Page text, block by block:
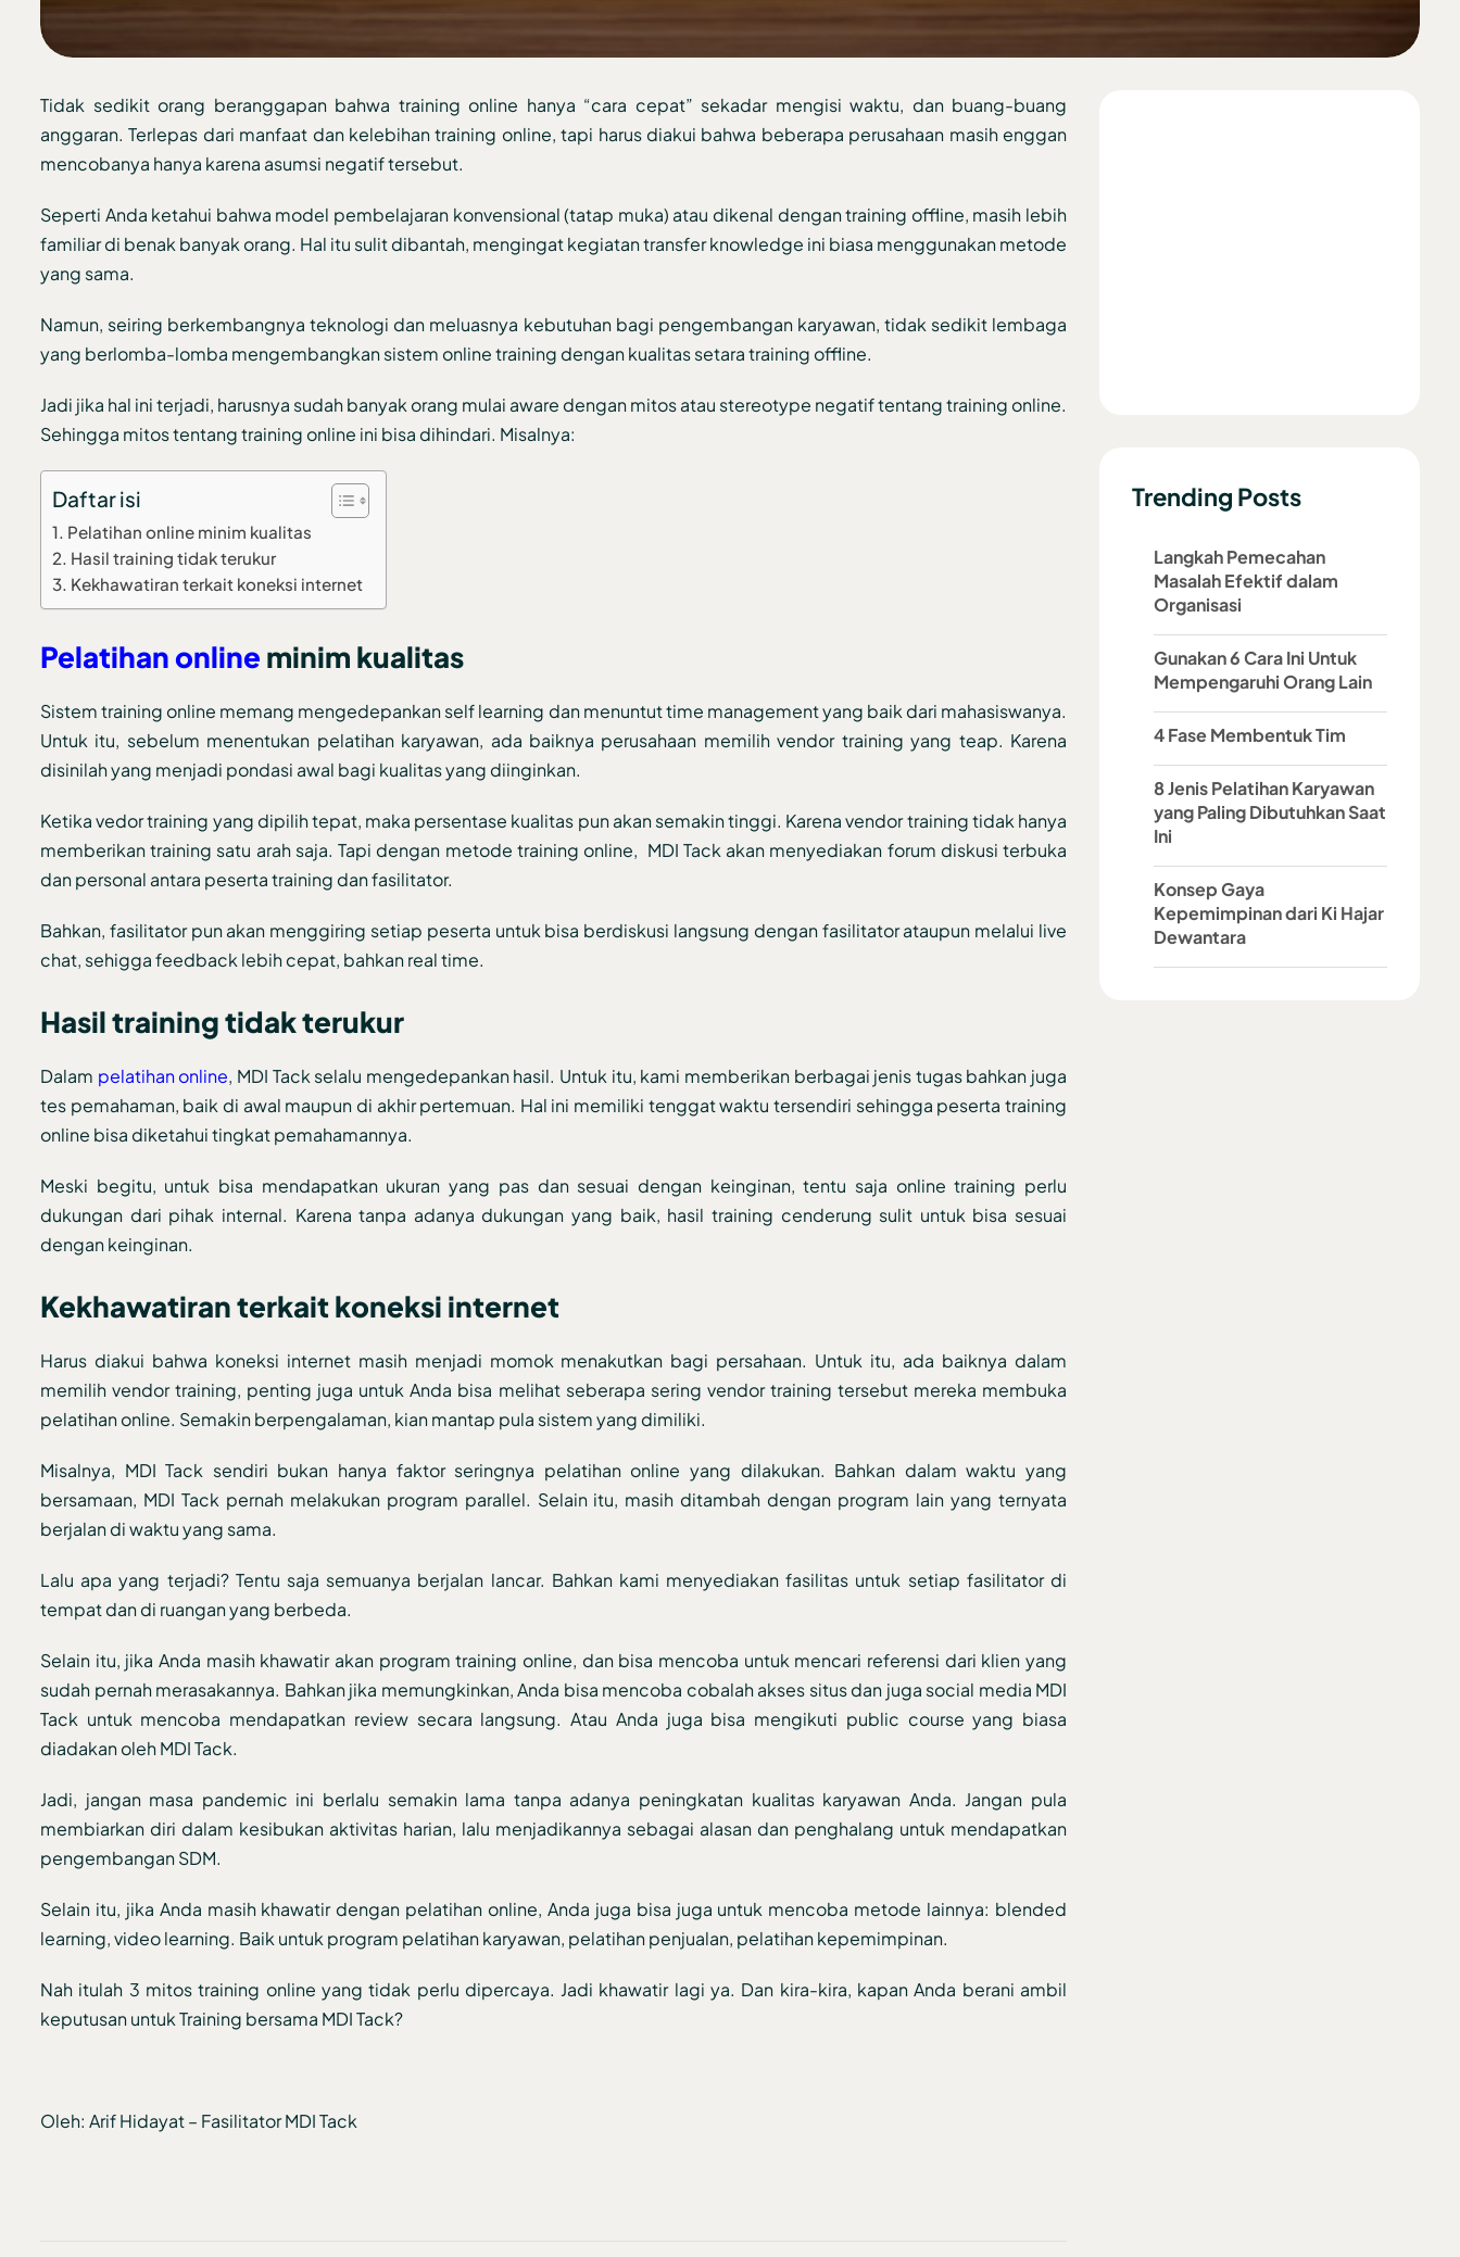
Tidak sedikit orang beranggapan bahwa training online hanya “cara cepat” sekadar mengisi waktu, dan buang-buang
anggaran. Terlepas dari manfaat dan kelebihan training online, tapi harus diakui bahwa beberapa perusahaan masih enggan
mencobanya hanya karena asumsi negatif tersebut.
Seperti Anda ketahui bahwa model pembelajaran konvensional (tatap muka) atau dikenal dengan training offline, masih lebih
familiar di benak banyak orang. Hal itu sulit dibantah, mengingat kegiatan transfer knowledge ini biasa menggunakan metode
yang sama.
Namun, seiring berkembangnya teknologi dan meluasnya kebutuhan bagi pengembangan karyawan, tidak sedikit lembaga
yang berlomba-lomba mengembangkan sistem online training dengan kualitas setara training offline.
Jadi jika hal ini terjadi, harusnya sudah banyak orang mulai aware dengan mitos atau stereotype negatif tentang training online.
Sehingga mitos tentang training online ini bisa dihindari. Misalnya:
Daftar isi
Pelatihan online minim kualitas
Hasil training tidak terukur
Kekhawatiran terkait koneksi internet
Pelatihan online minim kualitas
Sistem training online memang mengedepankan self learning dan menuntut time management yang baik dari mahasiswanya.
Untuk itu, sebelum menentukan pelatihan karyawan, ada baiknya perusahaan memilih vendor training yang teap. Karena
disinilah yang menjadi pondasi awal bagi kualitas yang diinginkan.
Ketika vedor training yang dipilih tepat, maka persentase kualitas pun akan semakin tinggi. Karena vendor training tidak hanya
memberikan training satu arah saja. Tapi dengan metode training online, MDI Tack akan menyediakan forum diskusi terbuka
dan personal antara peserta training dan fasilitator.
Bahkan, fasilitator pun akan menggiring setiap peserta untuk bisa berdiskusi langsung dengan fasilitator ataupun melalui live
chat, sehigga feedback lebih cepat, bahkan real time.
Hasil training tidak terukur
Dalam pelatihan online, MDI Tack selalu mengedepankan hasil. Untuk itu, kami memberikan berbagai jenis tugas bahkan juga
tes pemahaman, baik di awal maupun di akhir pertemuan. Hal ini memiliki tenggat waktu tersendiri sehingga peserta training
online bisa diketahui tingkat pemahamannya.
Meski begitu, untuk bisa mendapatkan ukuran yang pas dan sesuai dengan keinginan, tentu saja online training perlu
dukungan dari pihak internal. Karena tanpa adanya dukungan yang baik, hasil training cenderung sulit untuk bisa sesuai
dengan keinginan.
Kekhawatiran terkait koneksi internet
Harus diakui bahwa koneksi internet masih menjadi momok menakutkan bagi persahaan. Untuk itu, ada baiknya dalam
memilih vendor training, penting juga untuk Anda bisa melihat seberapa sering vendor training tersebut mereka membuka
pelatihan online. Semakin berpengalaman, kian mantap pula sistem yang dimiliki.
Misalnya, MDI Tack sendiri bukan hanya faktor seringnya pelatihan online yang dilakukan. Bahkan dalam waktu yang
bersamaan, MDI Tack pernah melakukan program parallel. Selain itu, masih ditambah dengan program lain yang ternyata
berjalan di waktu yang sama.
Lalu apa yang terjadi? Tentu saja semuanya berjalan lancar. Bahkan kami menyediakan fasilitas untuk setiap fasilitator di
tempat dan di ruangan yang berbeda.
Selain itu, jika Anda masih khawatir akan program training online, dan bisa mencoba untuk mencari referensi dari klien yang
sudah pernah merasakannya. Bahkan jika memungkinkan, Anda bisa mencoba cobalah akses situs dan juga social media MDI
Tack untuk mencoba mendapatkan review secara langsung. Atau Anda juga bisa mengikuti public course yang biasa
diadakan oleh MDI Tack.
Jadi, jangan masa pandemic ini berlalu semakin lama tanpa adanya peningkatan kualitas karyawan Anda. Jangan pula
membiarkan diri dalam kesibukan aktivitas harian, lalu menjadikannya sebagai alasan dan penghalang untuk mendapatkan
pengembangan SDM.
Selain itu, jika Anda masih khawatir dengan pelatihan online, Anda juga bisa juga untuk mencoba metode lainnya: blended
learning, video learning. Baik untuk program pelatihan karyawan, pelatihan penjualan, pelatihan kepemimpinan.
Nah itulah 3 mitos training online yang tidak perlu dipercaya. Jadi khawatir lagi ya. Dan kira-kira, kapan Anda berani ambil
keputusan untuk Training bersama MDI Tack?
Oleh: Arif Hidayat – Fasilitator MDI Tack
Trending Posts
Langkah Pemecahan
Masalah Efektif dalam
Organisasi
Gunakan 6 Cara Ini Untuk
Mempengaruhi Orang Lain
4 Fase Membentuk Tim
8 Jenis Pelatihan Karyawan
yang Paling Dibutuhkan Saat
Ini
Konsep Gaya
Kepemimpinan dari Ki Hajar
Dewantara